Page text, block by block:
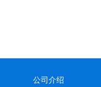
公司介绍